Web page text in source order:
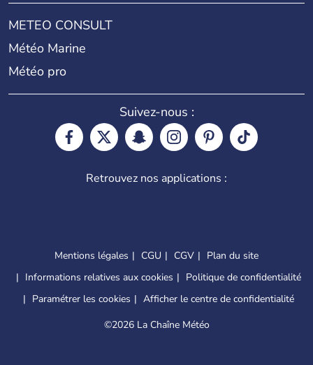
METEO CONSULT
Météo Marine
Météo pro
Suivez-nous :
Retrouvez nos applications :
Mentions légales CGU CGV
Plan du site
Informations relatives aux cookies
Politique de confidentialité
Paramétrer les cookies
Afficher le centre de confidentialité
©2026 La Chaîne Météo